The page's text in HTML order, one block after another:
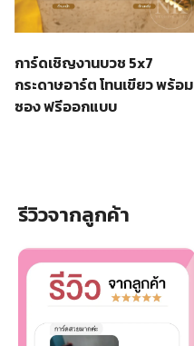
การ์ดเชิญงานบวช 5x7
กระดาษอาร์ต โทนเขียว พร้อม
ซอง ฟรีออกแบบ
รีวิวจากลูกค้า